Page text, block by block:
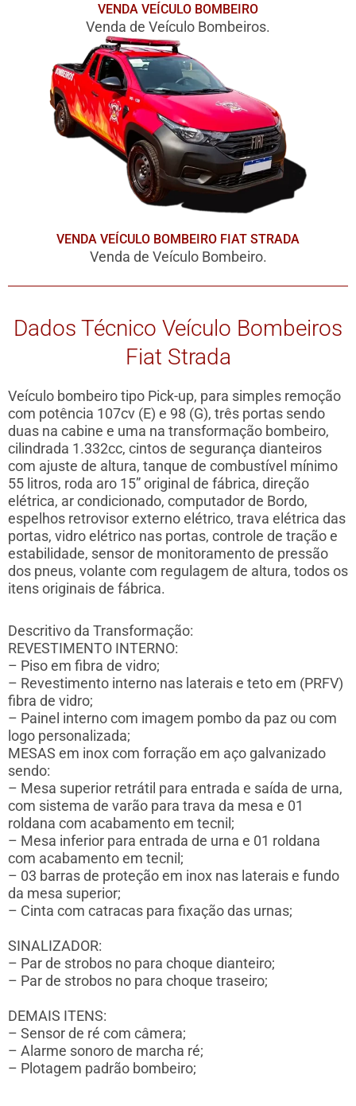
VENDA VEÍCULO BOMBEIRO
Venda de Veículo Bombeiros.
VENDA VEÍCULO BOMBEIRO FIAT STRADA
Venda de Veículo Bombeiro.
Dados Técnico Veículo Bombeiros
Fiat Strada
Veículo bombeiro tipo Pick-up, para simples remoção
com potência 107cv (E) e 98 (G), três portas sendo
duas na cabine e uma na transformação bombeiro,
cilindrada 1.332cc, cintos de segurança dianteiros
com ajuste de altura, tanque de combustível mínimo
55 litros, roda aro 15” original de fábrica, direção
elétrica, ar condicionado, computador de Bordo,
espelhos retrovisor externo elétrico, trava elétrica das
portas, vidro elétrico nas portas, controle de tração e
estabilidade, sensor de monitoramento de pressão
dos pneus, volante com regulagem de altura, todos os
itens originais de fábrica.
Descritivo da Transformação:
REVESTIMENTO INTERNO:
– Piso em fibra de vidro;
– Revestimento interno nas laterais e teto em (PRFV)
fibra de vidro;
– Painel interno com imagem pombo da paz ou com
logo personalizada;
MESAS em inox com forração em aço galvanizado
sendo:
– Mesa superior retrátil para entrada e saída de urna,
com sistema de varão para trava da mesa e 01
roldana com acabamento em tecnil;
– Mesa inferior para entrada de urna e 01 roldana
com acabamento em tecnil;
– 03 barras de proteção em inox nas laterais e fundo
da mesa superior;
– Cinta com catracas para fixação das urnas;
SINALIZADOR:
– Par de strobos no para choque dianteiro;
– Par de strobos no para choque traseiro;
DEMAIS ITENS:
– Sensor de ré com câmera;
– Alarme sonoro de marcha ré;
– Plotagem padrão bombeiro;